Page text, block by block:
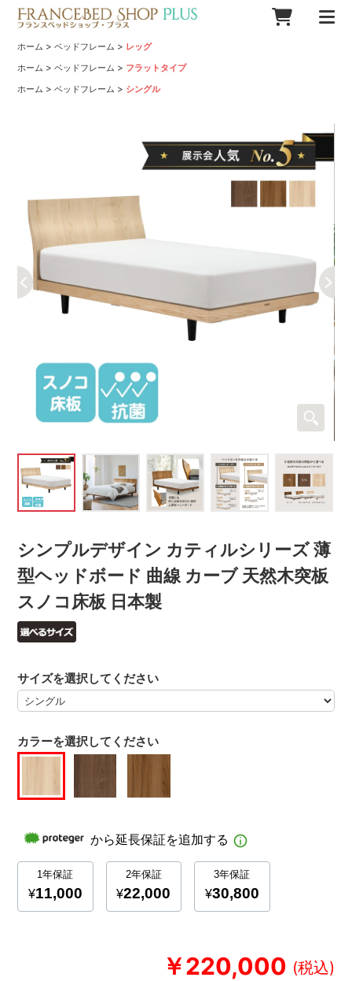
ホーム >ベッドフレーム > レッグ
ホーム >ベッドフレーム > フラットタイプ
ホーム >ベッドフレーム > シングル
シンプルデザイン カティルシリーズ 薄
型ヘッドボード 曲線 カーブ 天然木突板
スノコ床板 日本製
￥220,000
カラーを選択してください
サイズを選択してください